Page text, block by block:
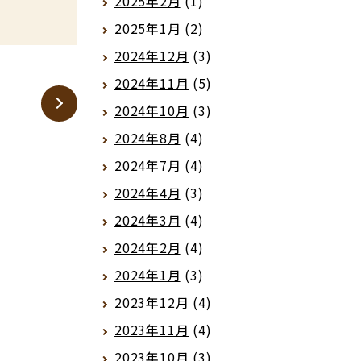
2025年1月 (2)
2024年12月 (3)
2024年11月 (5)
2024年10月 (3)
2024年8月 (4)
2024年7月 (4)
2024年4月 (3)
2024年3月 (4)
2024年2月 (4)
2024年1月 (3)
2023年12月 (4)
2023年11月 (4)
2023年10月 (3)